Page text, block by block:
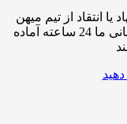
انتقاد از تیم میهن
وبمستر با ما تماس بگیرید.کارشناسان پشتیبانی ما 24 ساعته آماده